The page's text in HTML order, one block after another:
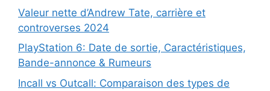
Valeur nette d’Andrew Tate, carrière et
controverses 2024
PlayStation 6: Date de sortie, Caractéristiques,
Bande-annonce & Rumeurs
Incall vs Outcall: Comparaison des types de